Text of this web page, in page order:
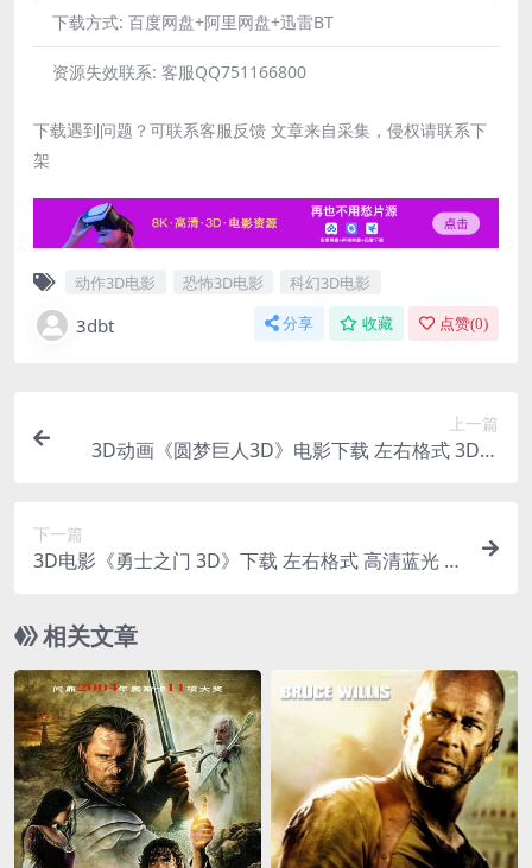
下载方式: 百度网盘+阿里网盘+迅雷BT
资源失效联系: 客服QQ751166800
下载遇到问题？可联系客服反馈 文章来自采集，侵权请联系下
架
动作3D电影 恐怖3D电影 科幻3D电影
3dbt 分享 收藏 点赞(0)
上一篇
3D动画《圆梦巨人3D》电影下载 左右格式 3D版
下一篇
3D电影《勇士之门 3D》下载 左右格式 高清蓝光 网
相关文章